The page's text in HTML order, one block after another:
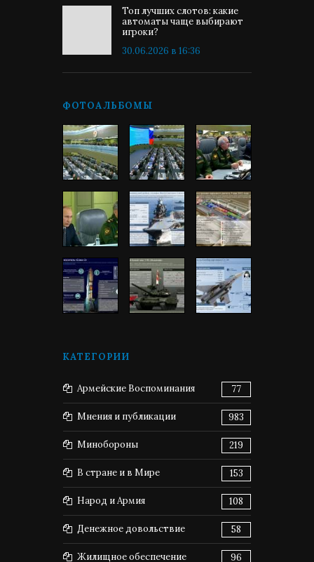
Топ лучших слотов: какие
автоматы чаще выбирают
игроки?
30.06.2026 в 16:36
ФОТОАЛЬБОМЫ
КАТЕГОРИИ
Армейские Воспоминания 77
Мнения и публикации 983
Минобороны 219
В стране и в Мире 153
Народ и Армия 108
Денежное довольствие 58
Жилищное обеспечение 96